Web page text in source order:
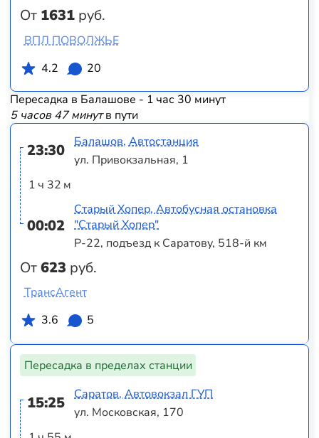
От 1631 руб.
ВПЛ ПОВОЛЖЬЕ
4.2
20
Пересадка в Балашове - 1 час 30 минут
5 часов 47 минутв пути
23:30
1 ч 32 м
00:02
От623 руб.
Балашов, Автостанция
ул. Привокзальная, 1
Старый Хопер, Автобусная остановка
"Старый Хопер"
Р-22, подъезд к Саратову, 518-й км
ТрансАгент
3.6
5
Пересадка в пределах станции
15:25
Саратов, Автовокзал ГУП
ул. Московская, 170